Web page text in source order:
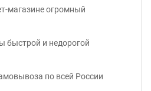
магазине огромный
быстрой и недорогой
по всей России